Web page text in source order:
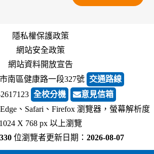
隱私權保護政策
網站安全政策
網站資料開放宣告
南區健康路一段327號 交通路線
全校分機
意見信箱
、Safari、Firefox 瀏覽器，螢幕解析度
1024 X 768 px 以上瀏覽
位瀏覽者更新日期： 2026-08-07